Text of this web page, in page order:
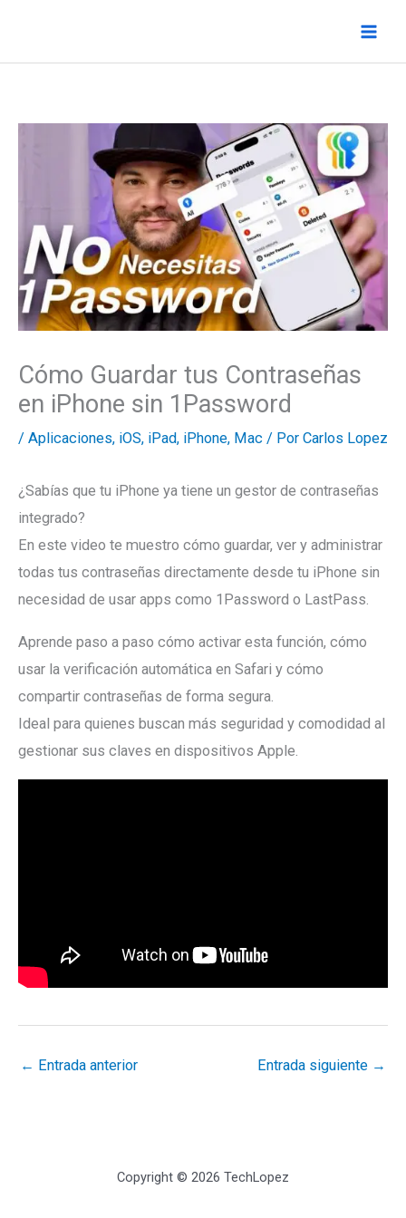
contenido
Cómo Guardar tus Contraseñas
en iPhone sin 1Password
/ Aplicaciones, iOS, iPad, iPhone, Mac / Por Carlos Lopez
¿Sabías que tu iPhone ya tiene un gestor de contraseñas
integrado?
En este video te muestro cómo guardar, ver y administrar
todas tus contraseñas directamente desde tu iPhone sin
necesidad de usar apps como 1Password o LastPass.
Aprende paso a paso cómo activar esta función, cómo
usar la verificación automática en Safari y cómo
compartir contraseñas de forma segura.
Ideal para quienes buscan más seguridad y comodidad al
gestionar sus claves en dispositivos Apple.
← Entrada anterior Entrada siguiente →
Copyright © 2026 TechLopez